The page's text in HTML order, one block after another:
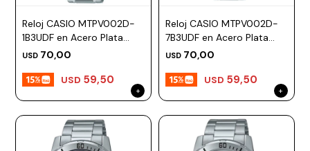
Reloj CASIO MTPV002D-
1B3UDF en Acero Plata
Esfera 44mm
USD 70,00
USD 59,50
Reloj CASIO MTPV002D-
7B3UDF en Acero Plata
Esfera 44mm
USD 70,00
USD 59,50